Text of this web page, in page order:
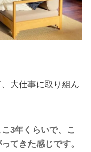
大仕事に取り組ん
3年くらいで、こ
てきた感じです。